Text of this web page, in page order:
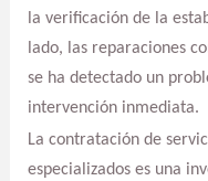
la verificación de la
lado, las reparaciones
se ha detectado un
intervención inmediata.
La contratación de
especializados es una